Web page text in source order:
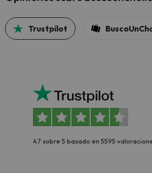
Trustpilot
4.7 sobre 5 basado en 5595